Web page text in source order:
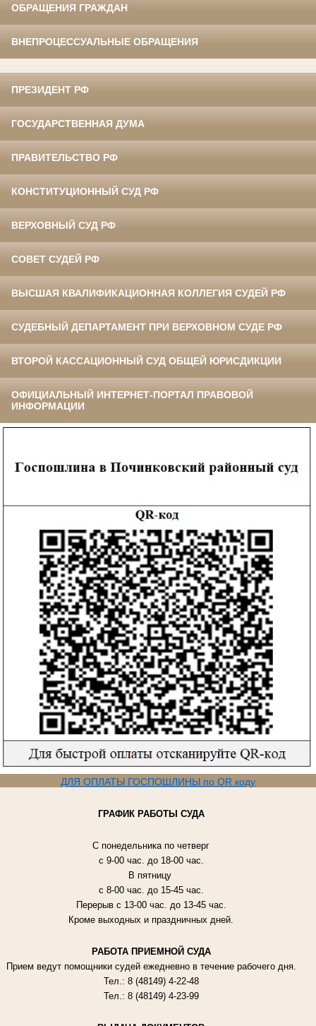
ОБРАЩЕНИЯ ГРАЖДАН
ВНЕПРОЦЕССУАЛЬНЫЕ ОБРАЩЕНИЯ
ПРЕЗИДЕНТ РФ
ГОСУДАРСТВЕННАЯ ДУМА
ПРАВИТЕЛЬСТВО РФ
КОНСТИТУЦИОННЫЙ СУД РФ
ВЕРХОВНЫЙ СУД РФ
СОВЕТ СУДЕЙ РФ
ВЫСШАЯ КВАЛИФИКАЦИОННАЯ КОЛЛЕГИЯ СУДЕЙ РФ
СУДЕБНЫЙ ДЕПАРТАМЕНТ ПРИ ВЕРХОВНОМ СУДЕ РФ
ВТОРОЙ КАССАЦИОННЫЙ СУД ОБЩЕЙ ЮРИСДИКЦИИ
ОФИЦИАЛЬНЫЙ ИНТЕРНЕТ-ПОРТАЛ ПРАВОВОЙ
ИНФОРМАЦИИ
ДЛЯ ОПЛАТЫ ГОСПОШЛИНЫ по QR коду
ГРАФИК РАБОТЫ СУДА
С понедельника по четверг
с 9-00 час. до 18-00 час.
В пятницу
с 8-00 час. до 15-45 час.
Перерыв с 13-00 час. до 13-45 час.
Кроме выходных и праздничных дней.
РАБОТА ПРИЕМНОЙ СУДА
Прием ведут помощники судей ежедневно в течение рабочего дня.
Тел.: 8 (48149) 4-22-48
Тел.: 8 (48149) 4-23-99